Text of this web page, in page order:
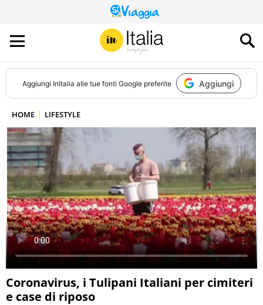
QUESTO
SITO
CONTRIBUISCE
ALL’AUDIENCE
DI
Aggiungi InItalia alle tue fonti Google preferite Aggiungi
HOME LIFESTYLE
Coronavirus, i Tulipani Italiani per cimiteri
e case di riposo